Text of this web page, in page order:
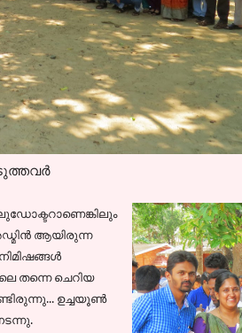
ആയിരുന്ന
തന്നെ ചെറിയ
ഉച്ചയൂണ്‍